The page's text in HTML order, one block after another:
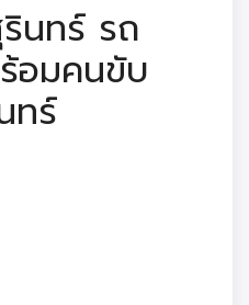
นทร์ รถ
อมคนขับ
ทร์